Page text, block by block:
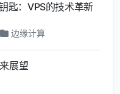
匙：VPS的技术革新
边缘计算
展望